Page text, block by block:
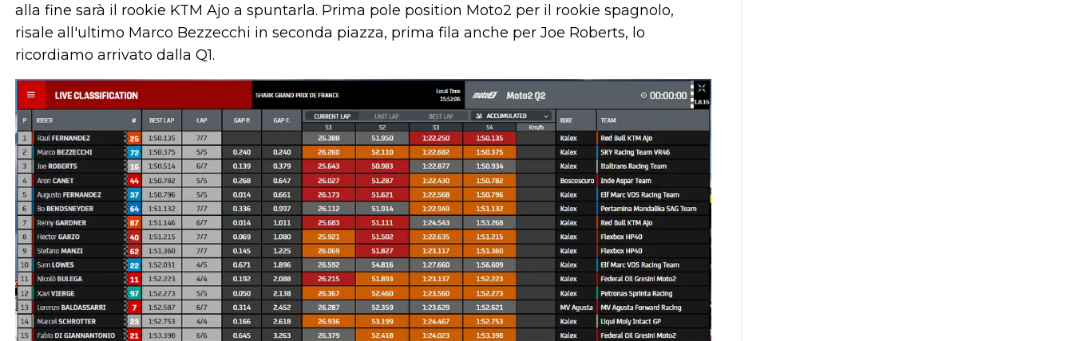
alla fine sarà il rookie KTM Ajo a spuntarla. Prima pole position Moto2 per il rookie spagnolo,
risale all'ultimo Marco Bezzecchi in seconda piazza, prima fila anche per Joe Roberts, lo
ricordiamo arrivato dalla Q1.